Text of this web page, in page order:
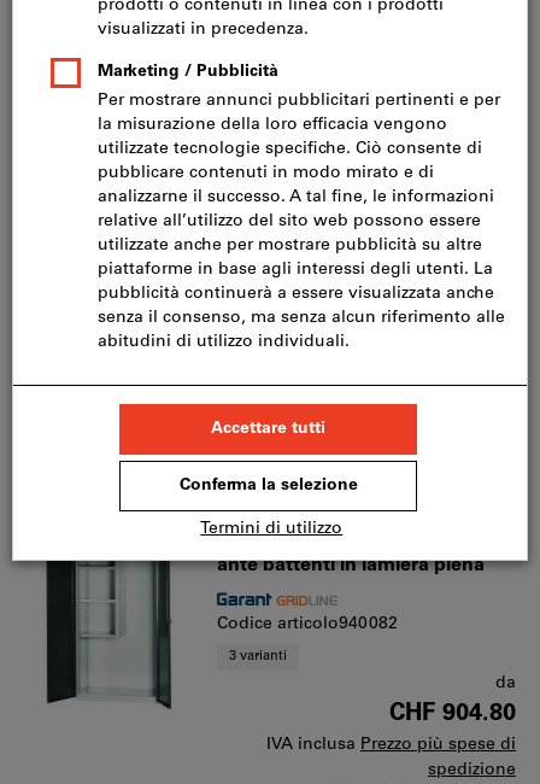
Aggiungi alla lista dei preferiti
Nuovo prodotto
Cassettiera per utensili con
cassetti 75 kg 26×24G
Codice articolo931105
CHF 1’286.39
IVA inclusa Prezzo più spese di
Armadio base con tramezza con
ante battenti in lamiera piena
Codice articolo940082
3 varianti
da
CHF 904.80
IVA inclusa Prezzo più spese di
spedizione